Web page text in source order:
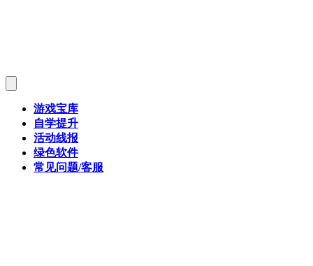
游戏宝库
自学提升
活动线报
绿色软件
常见问题/客服